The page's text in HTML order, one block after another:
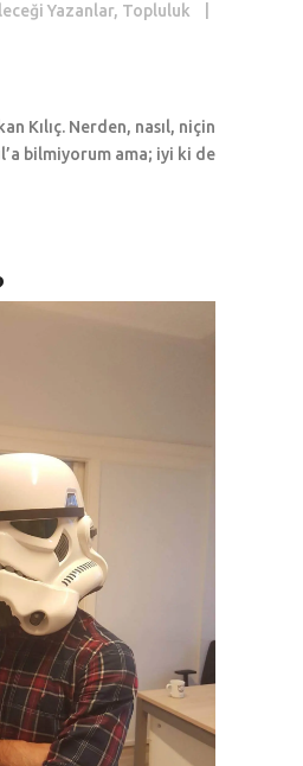
Yazanlar, Topluluk
Kılıç. Nerden, nasıl, niçin
bilmiyorum ama; iyi ki de